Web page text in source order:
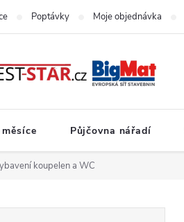
Poptávky Moje objednávka
Půjčovna nářadí
koupelen a WC